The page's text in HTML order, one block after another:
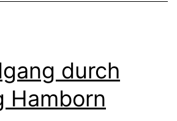
durch
Hamborn